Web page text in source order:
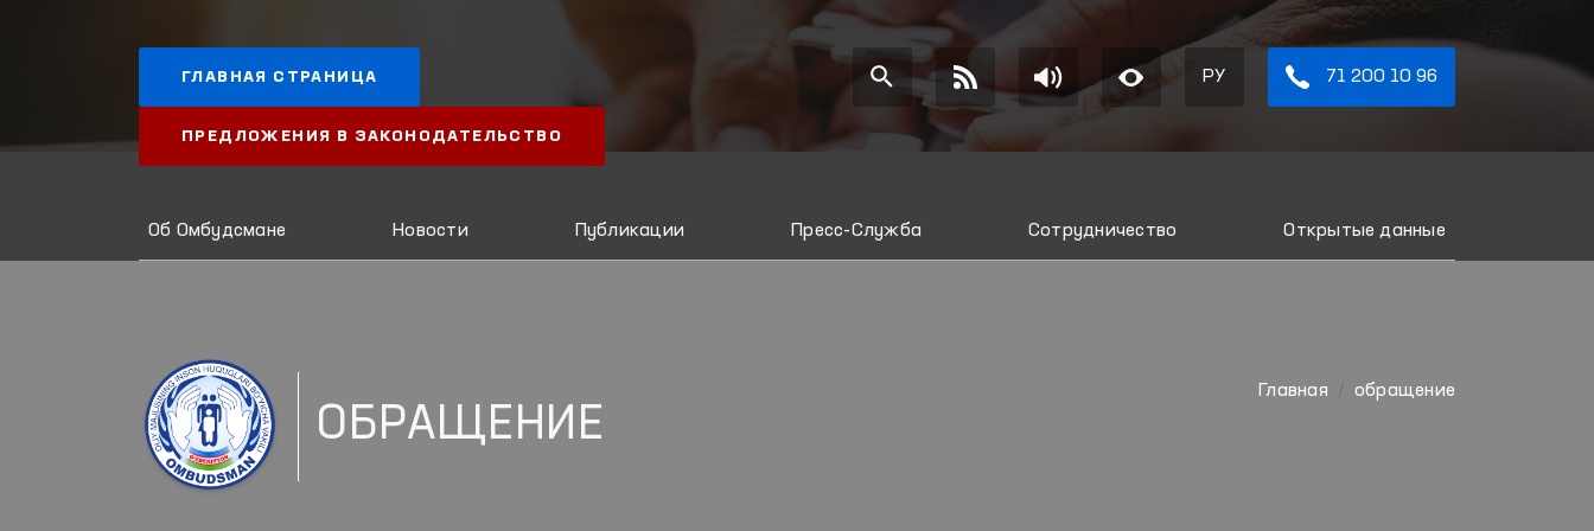
ГЛАВНАЯ СТРАНИЦА
ПРЕДЛОЖЕНИЯ В ЗАКОНОДАТЕЛЬСТВО
РУ 71 200 10 96
Об Омбудсмане Новости Публикации Пресс-Служба Сотрудничество Открытые данные
ОБРАЩЕНИЕ
Главная обращение